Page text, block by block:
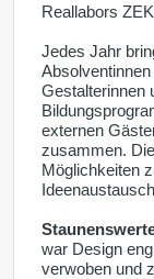
Reallabors
Jedes Jahr
Gestalterinnen
externen
zusammen.
Möglichkeiten
war Design
verwoben und